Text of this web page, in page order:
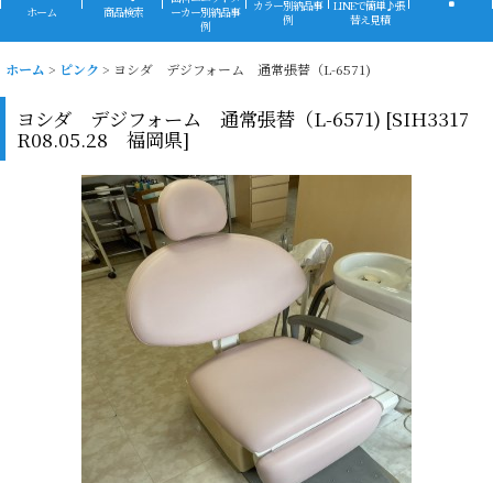
ホーム 商品検索
ーカー別納品事
例
カラー別納品事
例
LINEで簡単♪張
替え見積
ホーム > ピンク > ヨシダ デジフォーム 通常張替（L-6571)
ヨシダ デジフォーム 通常張替（L-6571) [SIH3317
R08.05.28 福岡県]